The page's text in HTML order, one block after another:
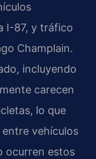
I-87, y tráfico
Champlain.
incluyendo
carecen
lo que
vehículos
ocurren estos